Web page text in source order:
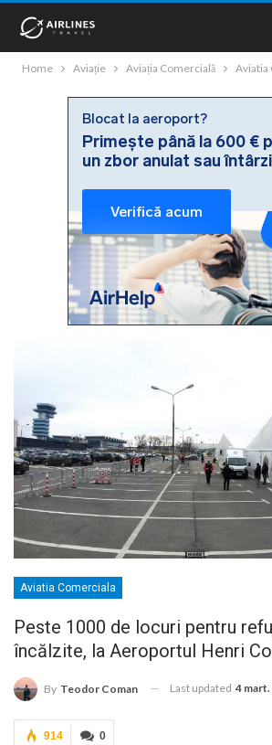
Home Aviație Aviația Comercială Aviatia
Aviatia Comerciala
Peste 1000 de locuri pentru
încălzite, la Aeroportul Henri
By Teodor Coman Last updated 4
0
914